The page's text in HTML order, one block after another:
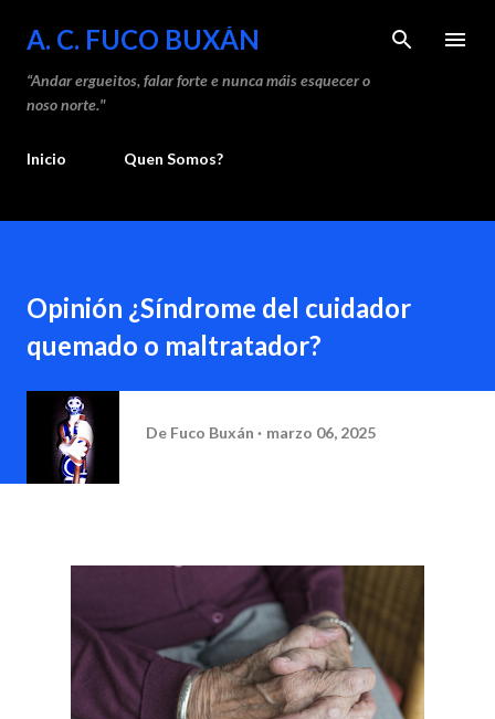
Saltar ao contido principal
A. C. FUCO BUXÁN
“Andar ergueitos, falar forte e nunca máis esquecer o
noso norte."
Inicio Quen Somos?
Opinión ¿Síndrome del cuidador
quemado o maltratador?
De Fuco Buxán marzo 06, 2025